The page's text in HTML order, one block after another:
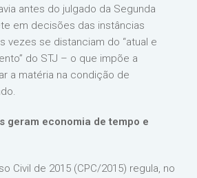
antes do julgado da Segunda
em decisões das instâncias
vezes se distanciam do “atual e
do STJ – o que impõe a
a matéria na condição de
geram economia de tempo e
Civil de 2015 (CPC/2015) regula, no